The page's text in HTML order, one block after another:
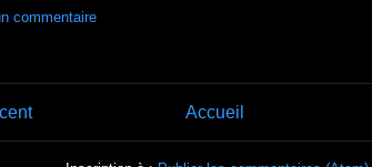
commentaire
Accueil